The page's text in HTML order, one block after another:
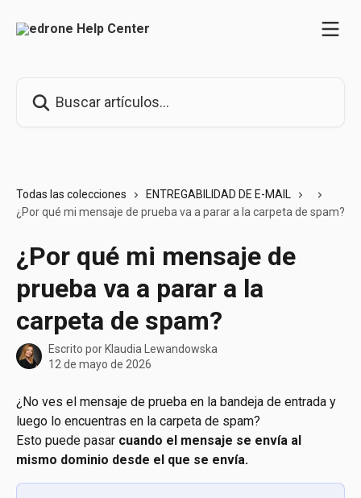
Todas las colecciones
ENTREGABILIDAD DE E-MAIL
¿Por qué mi mensaje de prueba va a parar a la carpeta de spam?
¿Por qué mi mensaje de
prueba va a parar a la
carpeta de spam?
Escrito por Klaudia Lewandowska
12 de mayo de 2026
¿No ves el mensaje de prueba en la bandeja de entrada y
luego lo encuentras en la carpeta de spam?
Esto puede pasar cuando el mensaje se envía al
mismo dominio desde el que se envía.